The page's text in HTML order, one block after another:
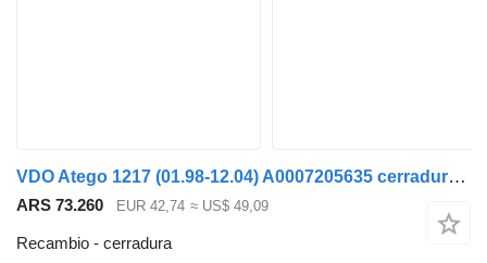
VDO Atego 1217 (01.98-12.04) A0007205635 cerradura para Mercedes-Benz Atego, Atego 2, Atego 3 (1996-) cabeza tractora
ARS 73.260 EUR 42,74 ≈ US$ 49,09
Recambio - cerradura